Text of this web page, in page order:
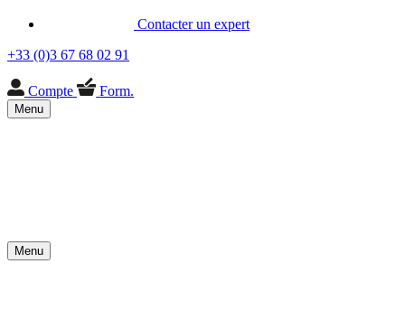
Contacter un expert
+33 (0)3 67 68 02 91
Compte Form.
Menu
Menu